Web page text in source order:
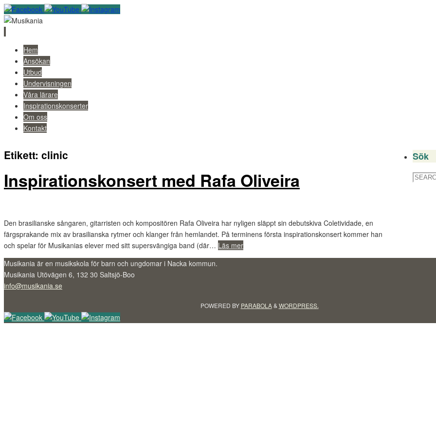
Skip
content
Hem
Ansökan
Utbud
Undervisningen
Våra lärare
Inspirationskonserter
Om oss
Kontakt
Etikett: clinic
Inspirationskonsert med Rafa Oliveira
Den brasilianske sångaren, gitarristen och kompositören Rafa Oliveira har nyligen släppt sin debutskiva Coletividade, en
färgsprakande mix av brasilianska rytmer och klanger från hemlandet. På terminens första inspirationskonsert kommer han
och spelar för Musikanias elever med sitt supersvängiga band (där… Läs mer
Sök
Search
Musikania är en musikskola för barn och ungdomar i Nacka kommun.
Musikania Utövägen 6, 132 30 Saltsjö-Boo
info@musikania.se
POWERED BY PARABOLA& WORDPRESS.